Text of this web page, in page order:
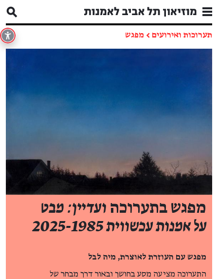
תערוכות ואירועים ← מפגש
מפגש בתערוכה ועדיין: מבט
על אמנות עכשווית 2025-1985
מפגש עם העוזרת לאוצרת, מיה לבל
התערוכה מציעה מסע בחושך ובאור דרך מבחר של